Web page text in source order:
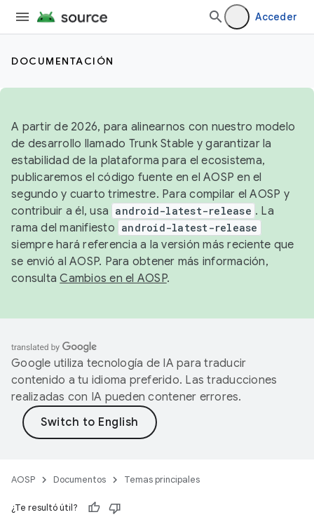
Acceder
DOCUMENTACIÓN
A partir de 2026, para alinearnos con nuestro modelo
de desarrollo llamado Trunk Stable y garantizar la
estabilidad de la plataforma para el ecosistema,
publicaremos el código fuente en el AOSP en el
segundo y cuarto trimestre. Para compilar el AOSP y
contribuir a él, usa android-latest-release . La
rama del manifiesto android-latest-release
siempre hará referencia a la versión más reciente que
se envió al AOSP. Para obtener más información,
consultaCambios en el AOSP.
Google utiliza tecnología de IA para traducir
contenido a tu idioma preferido. Las traducciones
realizadas con IA pueden contener errores.
AOSP Documentos Temas principales
¿Te resultó útil?